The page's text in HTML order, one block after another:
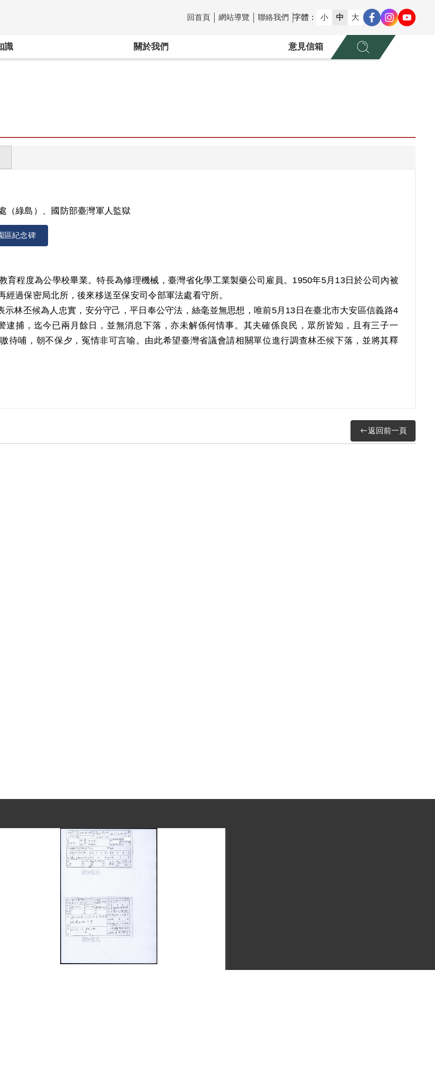
:::
回首頁 網站導覽 聯絡我們 字體： 小 中 大
識 關於我們 意見信箱
（綠島）、國防部臺灣軍人監獄
區紀念碑
育程度為公學校畢業。特長為修理機械，臺灣省化學工業製藥公司雇員。1950年5月13日於公司內被
過保密局北所，後來移送至保安司令部軍法處看守所。
林丕候為人忠實，安分守己，平日奉公守法，絲毫並無思想，唯前5月13日在臺北市大安區信義路4
捕，迄今已兩月餘日，並無消息下落，亦未解係何情事。其夫確係良民，眾所皆知，且有三子一
待哺，朝不保夕，冤情非可言喻。由此希望臺灣省議會請相關單位進行調查林丕候下落，並將其釋
經蔡意誠介紹參加共產黨，但想不出為何會參加共產黨。
1949年3月參加叛亂組織，1950年介紹林丕候加入，且其已供認於1950年4月參加叛亂組織，違反
入為第二大隊第六中隊。1955年轉入第一大隊第一中隊，同年8月離開綠島。於屆滿前，經國防部長
釋。但實際上已經超過宣告刑期多2個月，並要求切實依照《戡亂時期匪諜再犯管教辦法》。
請，2001年10月20日經第二屆第十三次臨時董事會審核通過予以補償。補償理由為原判決認定林
之供述為據；惟林君所參加之組織性質、目的為何，原判決未予查證敘明，此外，復無其他具體佐
返回前一頁